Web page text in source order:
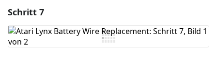
Kommentar hinzufügen
Schritt 7